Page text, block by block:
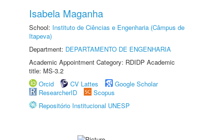
Isabela Maganha
School: Instituto de Ciências e Engenharia (Câmpus de
Itapeva)
Department: DEPARTAMENTO DE ENGENHARIA
Academic Appointment Category: RDIDP Academic
title: MS-3.2
Orcid
CV Lattes
Google Scholar
ResearcherID
Scopus
Repositório Institucional UNESP